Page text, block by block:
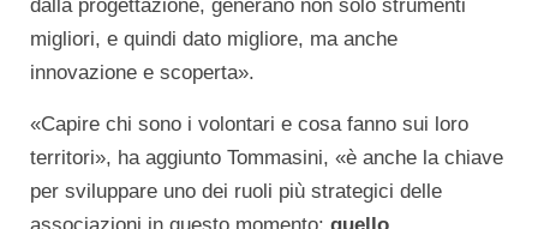
dalla progettazione, generano non solo strumenti
migliori, e quindi dato migliore, ma anche
innovazione e scoperta».
«Capire chi sono i volontari e cosa fanno sui loro
territori», ha aggiunto Tommasini, «è anche la chiave
per sviluppare uno dei ruoli più strategici delle